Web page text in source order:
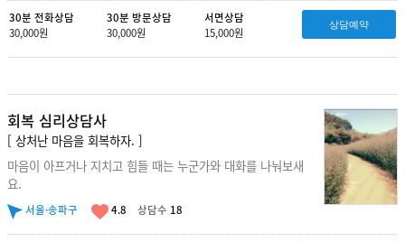
30분 전화상담
30,000원
30분 방문상담
30,000원
서면상담
15,000원
상담예약
회복 심리상담사
[ 상처난 마음을 회복하자. ]
마음이 아프거나 지치고 힘들 때는 누군가와 대화를 나눠보새
요.
서울·송파구 4.8 상담수 18